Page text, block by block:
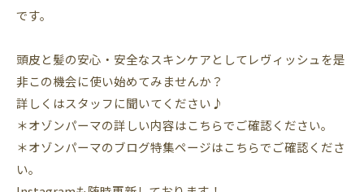
です。
頭皮と髪の安心・安全なスキンケアとしてレヴィッシュを是
非この機会に使い始めてみませんか？
詳しくはスタッフに聞いてください♪
＊オゾンパーマの詳しい内容はこちらでご確認ください。
＊オゾンパーマのブログ特集ページはこちらでご確認くださ
い。